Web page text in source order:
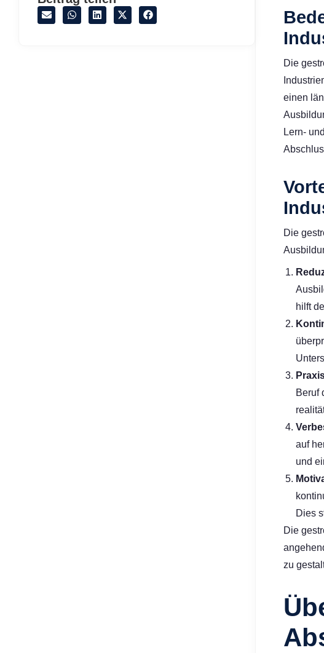
Prüfungsvorbereitungskurse
Zusätzliche Ressourcen für
Die
einen
Lern-
Die
hilft
Beruf
auf
und
Dies
Die
zu